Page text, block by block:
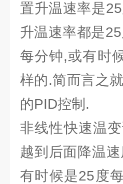
置升温速率是
升温速率都是
每分钟,或有时
样的.简而言之
的PID控制.
非线性快速温
越到后面降温
有时候是25度